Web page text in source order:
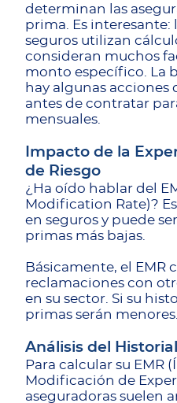
determinan las
prima. Es interesante:
seguros utilizan
consideran muchos
monto específico. La
hay algunas acciones
antes de contratar
mensuales.
Impacto de la
de Riesgo
¿Ha oído hablar del
Modification Rate)?
en seguros y puede
primas más bajas.
Básicamente, el EMR
reclamaciones con
en su sector. Si su
primas serán menores.
Análisis del
Para calcular su EMR
Modificación de
aseguradoras suelen